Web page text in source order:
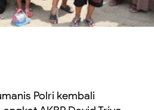
Polri kembali